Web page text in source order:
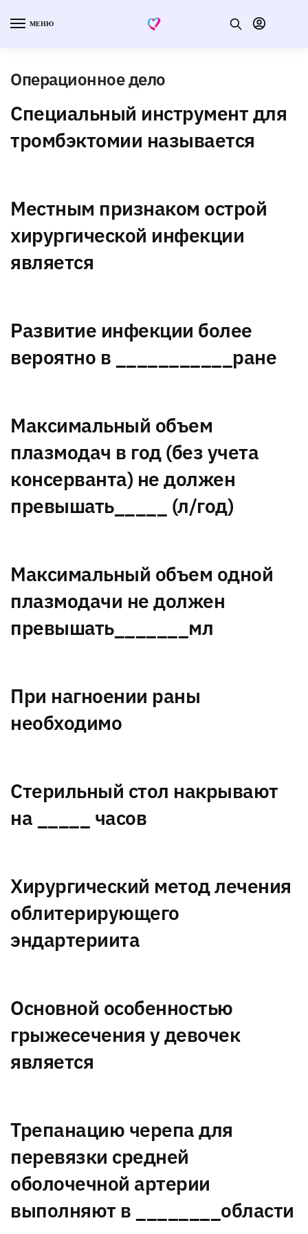
МЕНЮ
Операционное дело
Специальный инструмент для
тромбэктомии называется
Местным признаком острой
хирургической инфекции
является
Развитие инфекции более
вероятно в ___________ране
Максимальный объем
плазмодач в год (без учета
консерванта) не должен
превышать_____ (л/год)
Максимальный объем одной
плазмодачи не должен
превышать_______мл
При нагноении раны
необходимо
Стерильный стол накрывают
на _____ часов
Хирургический метод лечения
облитерирующего
эндартериита
Основной особенностью
грыжесечения у девочек
является
Трепанацию черепа для
перевязки средней
оболочечной артерии
выполняют в ________области